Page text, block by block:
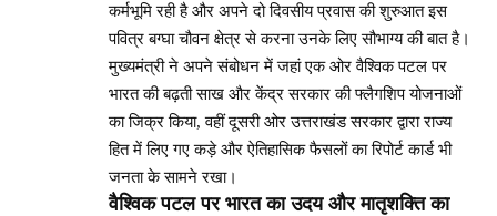
कर्मभूमि रही है और अपने दो दिवसीय प्रवास की शुरुआत इस
पवित्र बग्घा चौवन क्षेत्र से करना उनके लिए सौभाग्य की बात है।
मुख्यमंत्री ने अपने संबोधन में जहां एक ओर वैश्विक पटल पर
भारत की बढ़ती साख और केंद्र सरकार की फ्लैगशिप योजनाओं
का जिक्र किया, वहीं दूसरी ओर उत्तराखंड सरकार द्वारा राज्य
हित में लिए गए कड़े और ऐतिहासिक फैसलों का रिपोर्ट कार्ड भी
जनता के सामने रखा।
वैश्विक पटल पर भारत का उदय और मातृशक्ति का